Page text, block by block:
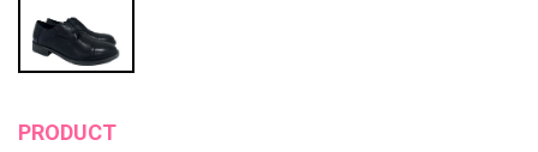
PRODUCT